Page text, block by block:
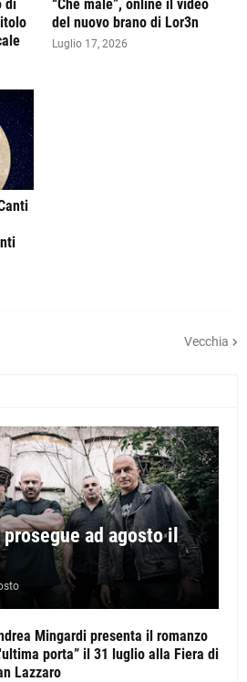
di
“Che male”, online il video
del nuovo brano di Lor3n
Luglio 17, 2026
Vecchia
ad agosto il
Mingardi presenta il romanzo
porta” il 31 luglio alla Fiera di
Lazzaro